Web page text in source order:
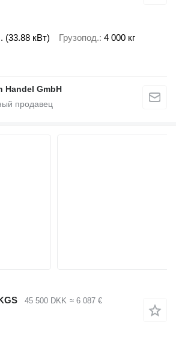
(33.88 кВт) Грузопод. 4 000 кг
Handel GmbH
45 500 DKK ≈ 6 087 €